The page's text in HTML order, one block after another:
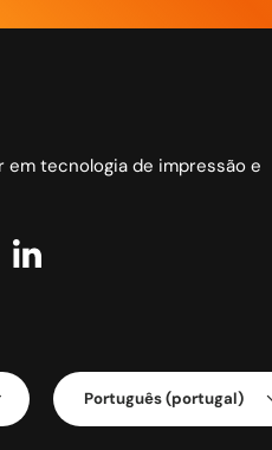
em tecnologia de impressão e
LinkedIn
Idioma
Português (portugal)